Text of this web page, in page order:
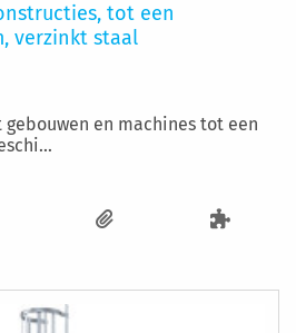
tot een
verzinkt staal
en machines tot een